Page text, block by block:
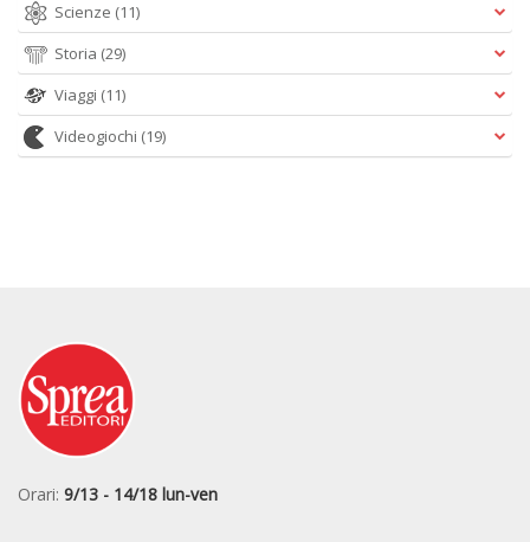
Scienze (11)
Storia (29)
Viaggi (11)
Videogiochi (19)
Orari: 9/13 - 14/18 lun-ven